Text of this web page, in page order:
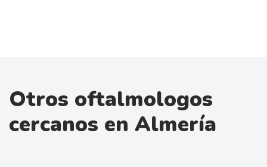
Otros oftalmologos
cercanos en Almería